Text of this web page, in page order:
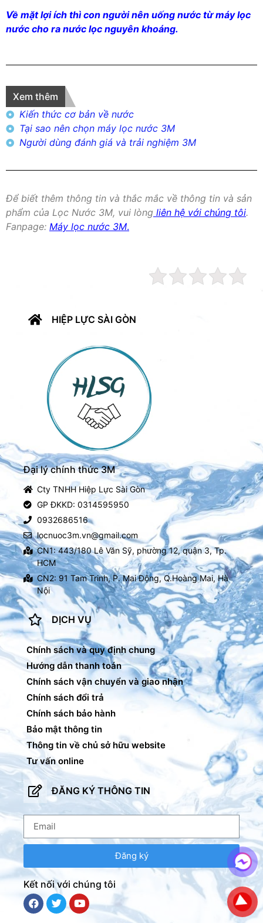
Về mặt lợi ích thì con người nên uống nước từ máy lọc
nước cho ra nước lọc nguyên khoáng.
Xem thêm
Kiến thức cơ bản về nước
Tại sao nên chọn máy lọc nước 3M
Người dùng đánh giá và trải nghiệm 3M
Để biết thêm thông tin và thắc mắc về thông tin và sản
phẩm của Lọc Nước 3M, vui lòng liên hệ với chúng tôi.
Fanpage: Máy lọc nước 3M.
HIỆP LỰC SÀI GÒN
Đại lý chính thức 3M
Cty TNHH Hiệp Lực Sài Gòn
GP ĐKKD: 0314595950
0932686516
locnuoc3m.vn@gmail.com
CN1: 443/180 Lê Văn Sỹ, phường 12, quận 3, Tp.
HCM
CN2: 91 Tam Trinh, P. Mai Động, Q.Hoàng Mai, Hà
Nội
DỊCH VỤ
Chính sách và quy định chung
Hướng dẫn thanh toán
Chính sách vận chuyển và giao nhận
Chính sách đổi trả
Chính sách bảo hành
Bảo mật thông tin
Thông tin về chủ sở hữu website
Tư vấn online
ĐĂNG KÝ THÔNG TIN
Đăng ký
Kết nối với chúng tôi